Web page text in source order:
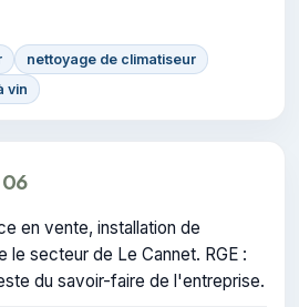
nettoyage de climatiseur
vin
en vente, installation de
le secteur de Le Cannet. RGE :
du savoir-faire de l'entreprise.